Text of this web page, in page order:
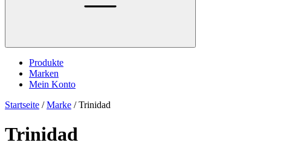
Produkte
Marken
Mein Konto
Startseite /Marke /Trinidad
Trinidad